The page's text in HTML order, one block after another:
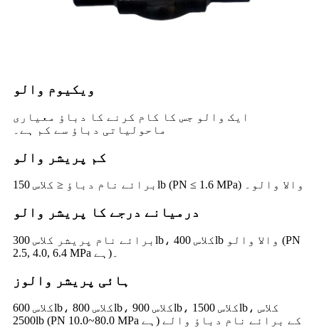
ویکیوم والو
ایک والو جس کا کام کرنے کا دباؤ معیاری
ماحولیاتی دباؤ سے کم ہے۔
کم پریشر والو
برائے نام دباؤ ≤ کلاس 150lb (PN ≤ 1.6 MPa) والا والو۔
درمیانے درجے کا پریشر والو
برائے نام پریشر کلاس 300lb، کلاس 400lb والا والو (PN
ہائی پریشر والوز
کلاس 600lb، کلاس 800lb، کلاس 900lb، کلاس 1500lb، کلاس
2500lb (PN 10.0~80.0 MPa ہے) کے برائے نام دباؤ والے